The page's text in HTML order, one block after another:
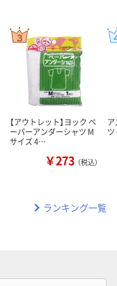
【アウトレット】ヨック ペ
ーパーアンダーシャツ M
サイズ 4…
￥273 （税込）
ランキング一覧